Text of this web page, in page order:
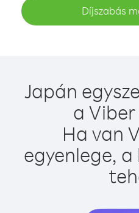
Díjszabás
Japán
a
Ha van
egyenlege,